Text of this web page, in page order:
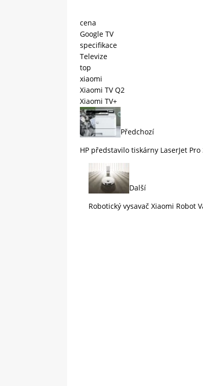
cena
Google TV
specifikace
Televize
top
xiaomi
Xiaomi TV Q2
Xiaomi TV+
Předchozí
HP představilo tiskárny LaserJet
Další
Robotický vysavač Xiaomi Robot